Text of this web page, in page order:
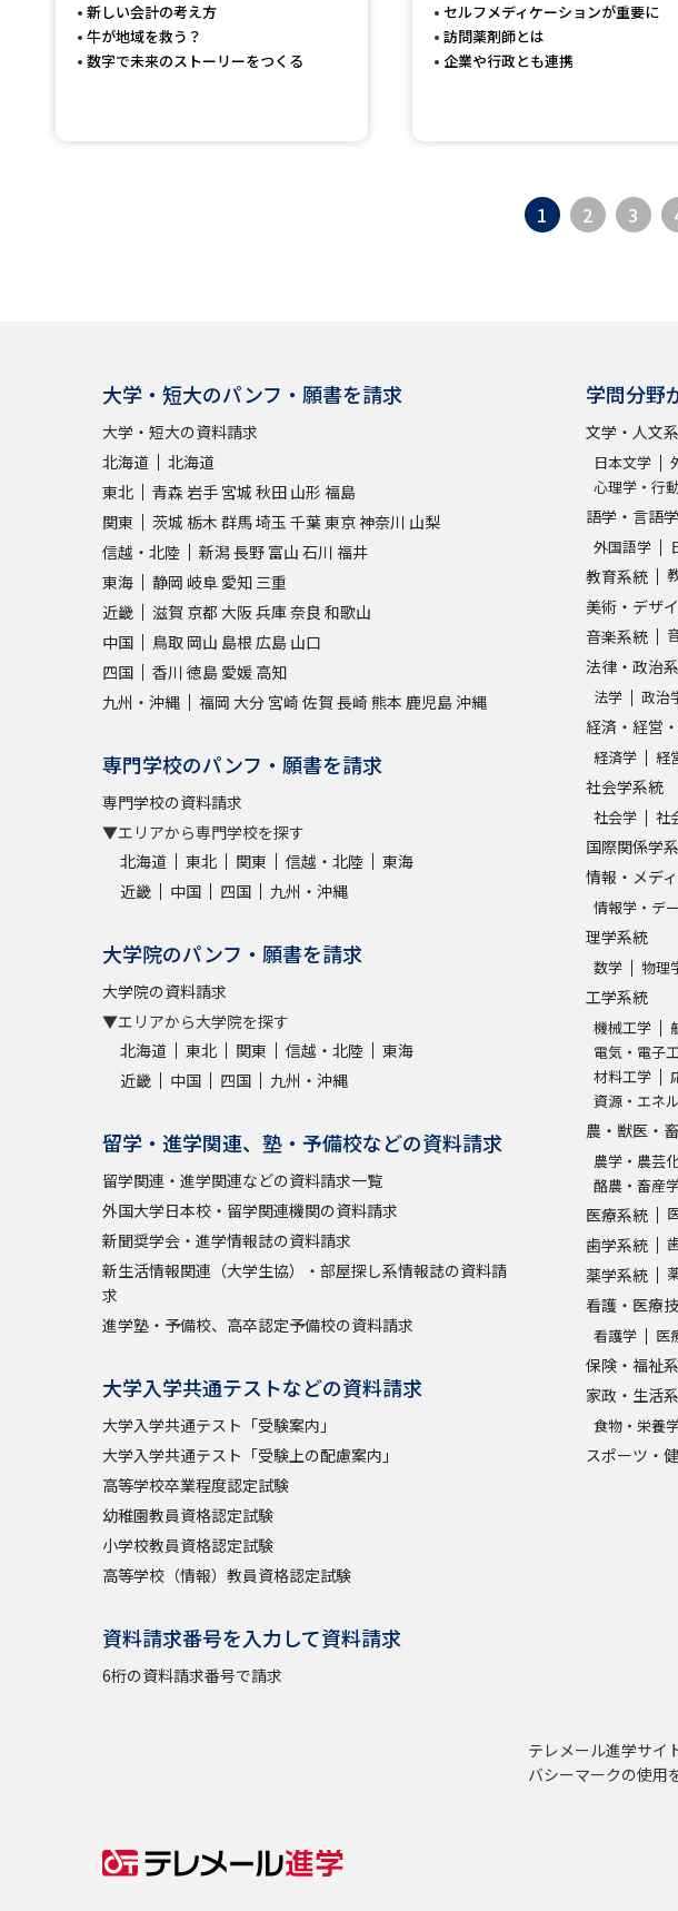
新しい会計の考え方
牛が地域を救う？
数字で未来のストーリーをつくる
セルフメディケーションが重要に
訪問薬剤師とは
企業や行政とも連携
1 2 3
大学・短大のパンフ・願書を請求
大学・短大の資料請求
北海道
北海道
東北
青森 岩手 宮城 秋田 山形 福島
関東
茨城 栃木 群馬埼玉 千葉東京神奈川 山梨
信越・北陸
新潟長野 富山 石川 福井
東海
静岡 岐阜 愛知 三重
近畿
滋賀 京都 大阪兵庫奈良 和歌山
中国
鳥取 岡山 島根 広島 山口
四国
香川 徳島 愛媛 高知
九州・沖縄
福岡 大分 宮崎 佐賀 長崎 熊本 鹿児島沖縄
専門学校のパンフ・願書を請求
専門学校の資料請求
▼エリアから専門学校を探す
北海道
東北 関東 信越・北陸
東海
近畿
中国 四国 九州・沖縄
大学院のパンフ・願書を請求
大学院の資料請求
▼エリアから大学院を探す
北海道
東北 関東 信越・北陸
東海
近畿
中国 四国 九州・沖縄
留学・進学関連、塾・予備校などの資料請求
留学関連・進学関連などの資料請求一覧
外国大学日本校・留学関連機関の資料請求
新聞奨学会・進学情報誌の資料請求
新生活情報関連（大学生協）・部屋探し系情報誌の資料請
求
進学塾・予備校、高卒認定予備校の資料請求
大学入学共通テストなどの資料請求
大学入学共通テスト「受験案内」
大学入学共通テスト「受験上の配慮案内」
高等学校卒業程度認定試験
幼稚園教員資格認定試験
小学校教員資格認定試験
高等学校（情報）教員資格認定試験
資料請求番号を入力して資料請求
6桁の資料請求番号で請求
学問分野
文学・人文
日本文学
心理学・行
語学・言語
外国語学
教育系統
美術・デザ
音楽系統
法律・政治
法学 政治
経済・経営
経済学 経
社会学系統
社会学 社
国際関係学
情報・メデ
情報学・デ
理学系統
数学 物理
工学系統
機械工学
電気・電子
材料工学
資源・エネ
農・獣医・
農学・農芸
酪農・畜産
医療系統
歯学系統
薬学系統
看護・医療
看護学 医
保険・福祉
家政・生活
食物・栄養
スポーツ・
テレメール進学サイ
バシーマークの使用